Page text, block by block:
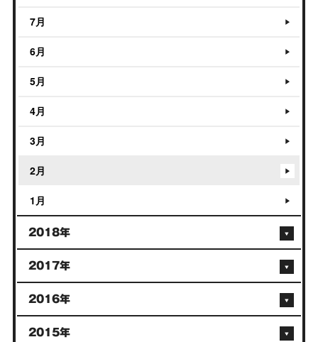
7月
6月
5月
4月
3月
2月
1月
2018年
2017年
2016年
2015年